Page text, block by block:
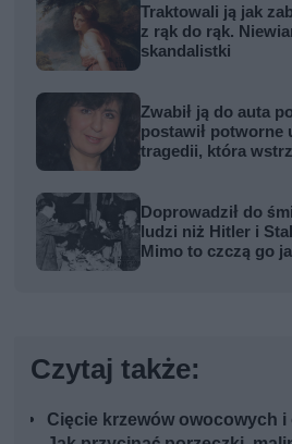
Traktowali ją jak
z rąk do rąk.
skandalistki
Zwabił ją do auta
postawił potworne
tragedii, która
Doprowadził do
ludzi niż Hitler i
Mimo to czczą go
Czytaj także:
Cięcie krzewów owocowych